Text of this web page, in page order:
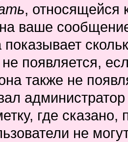
, относящейся
ваше
показывает
появляется,
также не
где
не